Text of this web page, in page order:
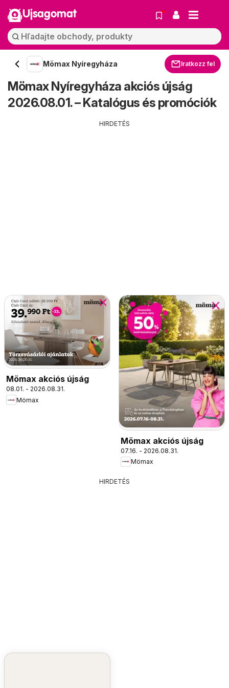
Ujsagomat
Mömax Nyíregyháza Iratkozz fel
Mömax Nyíregyháza akciós újság
2026.08.01. – Katalógus és promóciók
HIRDETÉS
Mömax akciós újság
08.01. - 2026.08.31.
Mömax
Mömax akciós újság
07.16. - 2026.08.31.
Mömax
HIRDETÉS